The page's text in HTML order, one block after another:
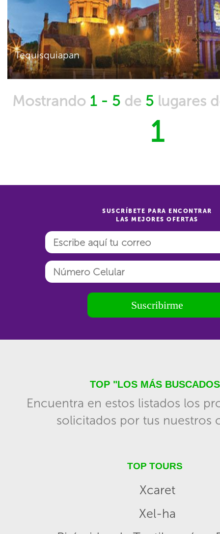
Tequisquiapan
Mostrando 1 - 5 de 5 lugares
1
SUSCRÍBETE PARA ENCONTRAR
LAS MEJORES OFERTAS
Suscribirme
TOP "LOS MÁS
Encuentra en estos listados los
solicitados por tus nuestros
TOP TOURS
Xcaret
Xel-ha